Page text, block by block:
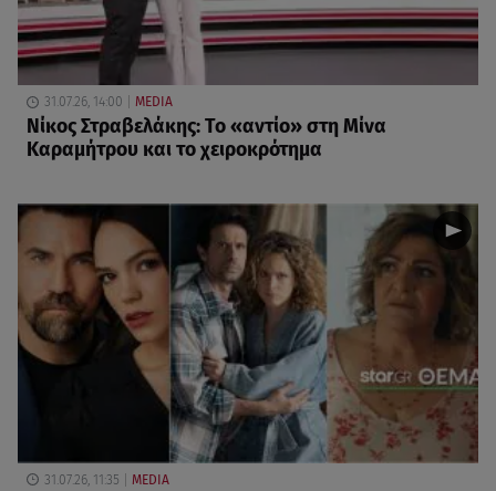
31.07.26, 14:00 MEDIA
Νίκος Στραβελάκης: Το «αντίο» στη Μίνα
Καραμήτρου και το χειροκρότημα
31.07.26, 11:35 MEDIA